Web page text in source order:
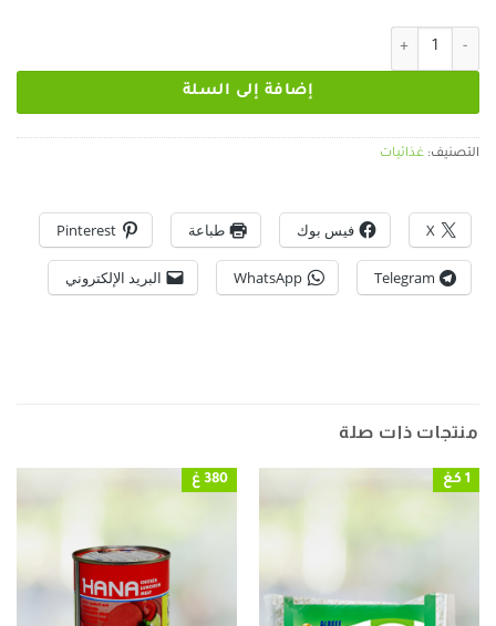
كمية مرتديلا هنا 200غ
إضافة إلى السلة
التصنيف: غذائيات
X فيس بوك طباعة Pinterest
Telegram
WhatsApp البريد الإلكتروني
منتجات ذات صلة
1 كغ 380 غ